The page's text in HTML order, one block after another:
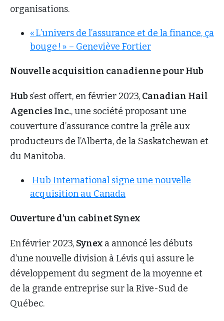
organisations.
« L’univers de l’assurance et de la finance, ça
bouge ! » – Geneviève Fortier
Nouvelle acquisition canadienne pour Hub
Hubs’est offert, en février 2023, Canadian Hail
Agencies Inc., une société proposant une
couverture d’assurance contre la grêle aux
producteurs de l’Alberta, de la Saskatchewan et
du Manitoba.
Hub International signe une nouvelle
acquisition au Canada
Ouverture d’un cabinet Synex
En février 2023, Synex a annoncé les débuts
d’une nouvelle division à Lévis qui assure le
développement du segment de la moyenne et
de la grande entreprise sur la Rive-Sud de
Québec.